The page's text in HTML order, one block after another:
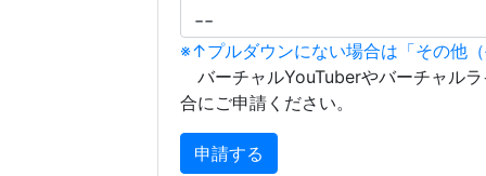
※↑プルダウンにない場合は「その他
バーチャルYouTuberやバーチャル
合にご申請ください。
申請する